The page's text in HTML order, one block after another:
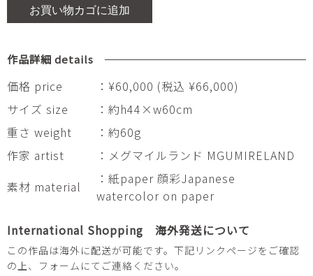
お買い物カゴに追加
作品詳細 details
価格 price
：¥60,000 (税込 ¥66,000)
サイズ size
：約h44×w60cm
重さ weight
：約60g
作家 artist
：メグマイルランド MGUMIRELAND
素材 material
：紙paper 顔彩Japanese
watercolor on paper
International Shopping 海外発送について
この作品は海外に配送が可能です。下記リンクページをご確認
の上、フォームにてご連絡ください。